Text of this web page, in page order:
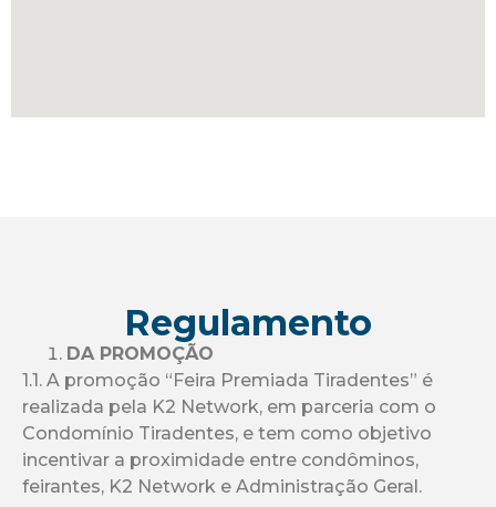
Regulamento
DA PROMOÇÃO
1.1. A promoção “Feira Premiada Tiradentes” é
realizada pela K2 Network, em parceria com o
Condomínio Tiradentes, e tem como objetivo
incentivar a proximidade entre condôminos,
feirantes, K2 Network e Administração Geral.